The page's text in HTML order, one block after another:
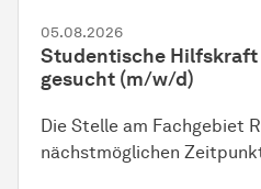
05.08.2026
Studentische Hilfskraft
gesucht (m/w/d)
Die Stelle am Fachgebiet
nächstmöglichen